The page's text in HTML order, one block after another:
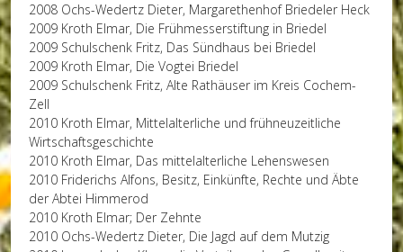
2008 Ochs-Wedertz Dieter, Margarethenhof Briedeler Heck
2009 Kroth Elmar, Die Frühmesserstiftung in Briedel
2009 Schulschenk Fritz, Das Sündhaus bei Briedel
2009 Kroth Elmar, Die Vogtei Briedel
2009 Schulschenk Fritz, Alte Rathäuser im Kreis Cochem-
Zell
2010 Kroth Elmar, Mittelalterliche und frühneuzeitliche
Wirtschaftsgeschichte
2010 Kroth Elmar, Das mittelalterliche Lehenswesen
2010 Friderichs Alfons, Besitz, Einkünfte, Rechte und Äbte
der Abtei Himmerod
2010 Kroth Elmar; Der Zehnte
2010 Ochs-Wedertz Dieter, Die Jagd auf dem Mutzig